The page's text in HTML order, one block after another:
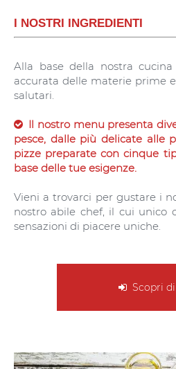
I NOSTRI INGREDIENTI
Alla base della nostra
accurata delle materie prime
salutari.
Il nostro menu presenta
pesce, dalle più delicate alle
pizze preparate con cinque
base delle tue esigenze.
Vieni a trovarci per gustare i
nostro abile chef, il cui unico
sensazioni di piacere uniche.
Scopri